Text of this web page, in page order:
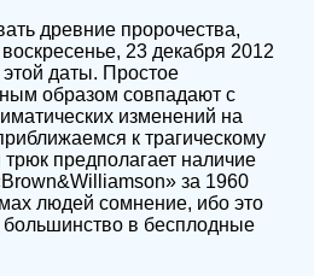
древние пророчества,
23 декабря 2012
даты. Простое
образом совпадают с
изменений на
к трагическому
предполагает наличие
за 1960
людей сомнение, ибо это
в бесплодные